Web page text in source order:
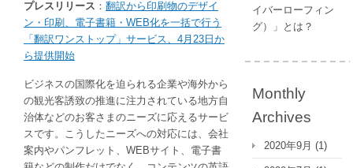
ン・
印
刷、
電
書
籍・
WEB
化
を
プレスリリース ： 翻訳から印刷物のデザイ
ン・印刷、電子書籍・WEB化を一括で行う
「翻訳ワンストップ」サービス、4月23日か
ら提供開始
ビジネスの国際化を迫られる企業や海外から
の観光客誘致の推進に注力されている地方自
治体などのお客さまのニーズに応えるサービ
スです。こうしたニーズへの対応には、会社
案内やパンフレット、WEBサイト、電子書
イバーローフィン
グ）」とは？
Monthly
Archives
2020年9月 (1)